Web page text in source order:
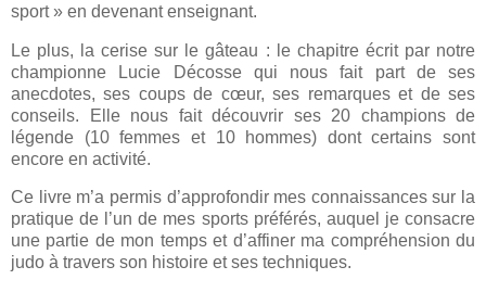
sport » en devenant enseignant.
Le plus, la cerise sur le gâteau : le chapitre écrit par notre
championne Lucie Décosse qui nous fait part de ses
anecdotes, ses coups de cœur, ses remarques et de ses
conseils. Elle nous fait découvrir ses 20 champions de
légende (10 femmes et 10 hommes) dont certains sont
encore en activité.
Ce livre m’a permis d’approfondir mes connaissances sur la
pratique de l’un de mes sports préférés, auquel je consacre
une partie de mon temps et d’affiner ma compréhension du
judo à travers son histoire et ses techniques.